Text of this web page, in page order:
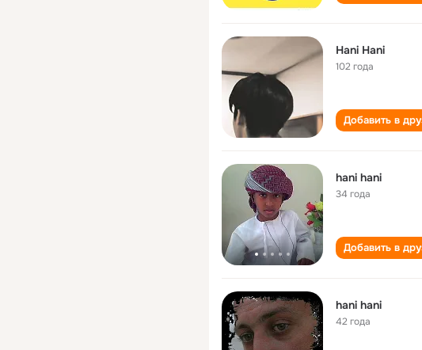
Hani Hani
102 года
Добавить в
hani hani
34 года
Добавить в
hani hani
42 года